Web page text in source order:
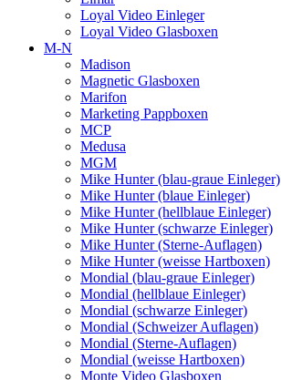
Loyal Video Einleger
Loyal Video Glasboxen
M-N
Madison
Magnetic Glasboxen
Marifon
Marketing Pappboxen
MCP
Medusa
MGM
Mike Hunter (blau-graue Einleger)
Mike Hunter (blaue Einleger)
Mike Hunter (hellblaue Einleger)
Mike Hunter (schwarze Einleger)
Mike Hunter (Sterne-Auflagen)
Mike Hunter (weisse Hartboxen)
Mondial (blau-graue Einleger)
Mondial (hellblaue Einleger)
Mondial (schwarze Einleger)
Mondial (Schweizer Auflagen)
Mondial (Sterne-Auflagen)
Mondial (weisse Hartboxen)
Monte Video Glasboxen